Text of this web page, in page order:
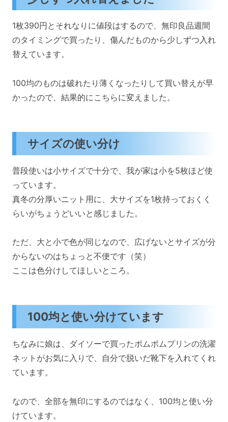
1枚390円とそれなりに値段はするので、無印良品週間
のタイミングで買ったり、傷んだものから少しずつ入れ
替えています。
100均のものは破れたり薄くなったりして買い替えが早
かったので、結果的にこちらに変えました。
サイズの使い分け
普段使いは小サイズで十分で、我が家は小を5枚ほど使
っています。
真冬の分厚いニット用に、大サイズを1枚持っておくく
らいがちょうどいいと感じました。
ただ、大と小で色が同じなので、広げないとサイズが分
からないのはちょっと不便です（笑）
ここは色分けしてほしいところ。
100均と使い分けています
ちなみに娘は、ダイソーで買ったポムポムプリンの洗濯
ネットがお気に入りで、自分で脱いだ靴下を入れてくれ
ています。
なので、全部を無印にするのではなく、100均と使い分
けています。